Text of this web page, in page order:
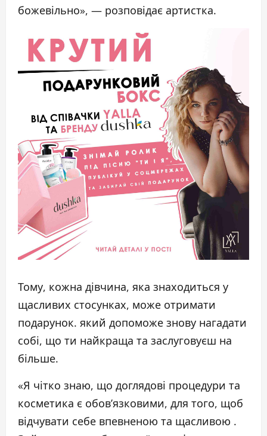
божевільно», — розповідає артистка.
Тому, кожна дівчина, яка знаходиться у
щасливих стосунках, може отримати
подарунок. який допоможе знову нагадати
собі, що ти найкраща та заслуговуєш на
більше.
«Я чітко знаю, що доглядові процедури та
косметика є обов’язковими, для того, щоб
відчувати себе впевненою та щасливою .